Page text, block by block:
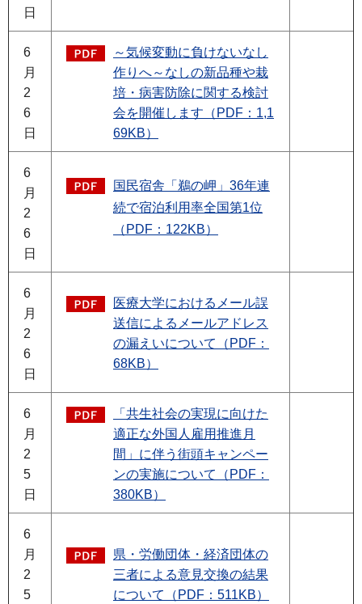
日
6
月
2
6
日
～気候変動に負けないなし
作りへ～なしの新品種や栽
培・病害防除に関する検討
会を開催します（PDF：1,1
69KB）
6
月
2
6
日
国民宿舎「鵜の岬」36年連
続で宿泊利用率全国第1位
（PDF：122KB）
6
月
2
6
日
医療大学におけるメール誤
送信によるメールアドレス
の漏えいについて（PDF：
68KB）
6
月
2
5
日
「共生社会の実現に向けた
適正な外国人雇用推進月
間」に伴う街頭キャンペー
ンの実施について（PDF：
380KB）
6
月
2
5
県・労働団体・経済団体の
三者による意見交換の結果
について（PDF：511KB）